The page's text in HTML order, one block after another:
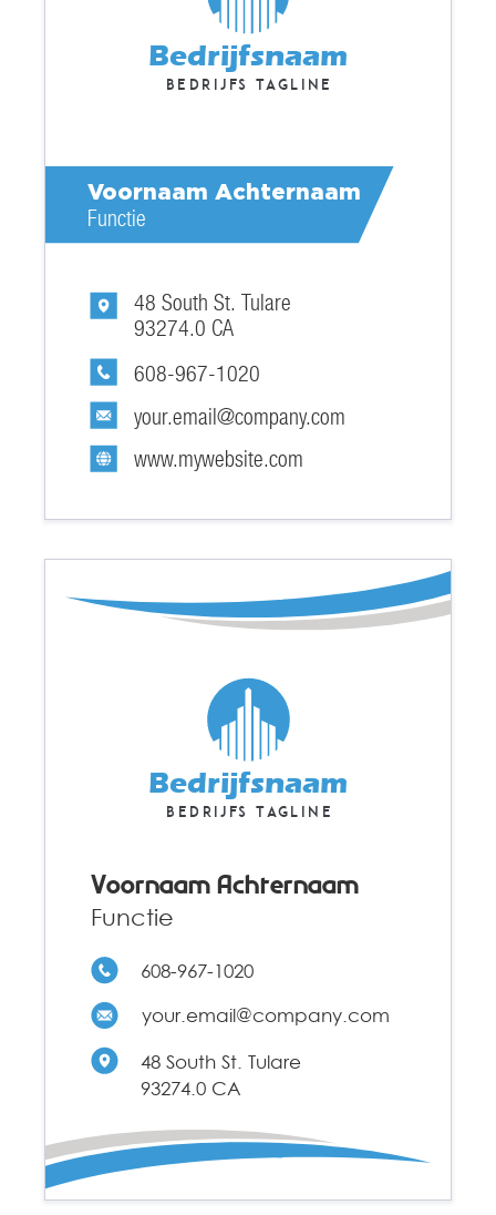
www.mywebsite.com
your.email@company.com
608-967-1020
48 South St. Tulare
93274.0 CA
Voornaam Achternaam
Functie
Bedrijfsnaam
Bedrijfs tagline
608-967-1020
your.email@company.com
48 South St. Tulare
93274.0 CA
Functie
Voornaam Achternaam
Bedrijfsnaam
Bedrijfs tagline